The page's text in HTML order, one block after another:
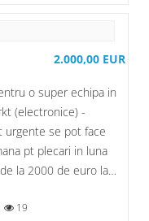
2.000,00 EUR
o super echipa in
(electronice) -
urgente se pot face
pt plecari in luna
la 2000 de euro la…
19